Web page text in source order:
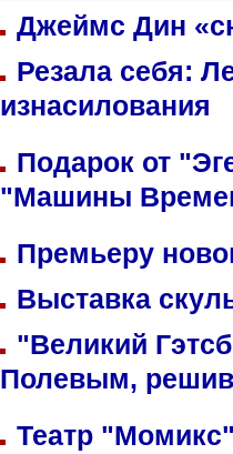
Джеймс Дин
Резала себя:
изнасилования
Подарок от
"Машины
Премьеру
Выставка
"Великий
Полевым,
Театр